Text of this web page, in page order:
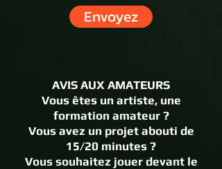
Envoyez
AVIS AUX AMATEURS
Vous êtes un artiste, une
formation amateur ?
Vous avez un projet abouti de
15/20 minutes ?
Vous souhaitez jouer devant le